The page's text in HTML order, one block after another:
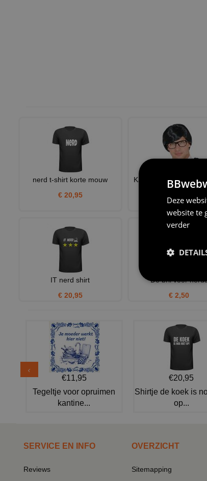
nerd t-shirt korte mouw
€ 20,95
Karakter bril met
IT nerd shirt
€ 20,95
De bril voor
€ 2,50
€11,95
Tegeltje voor opruimen
kantine...
€20,95
Shirtje de koek is
op...
SERVICE EN INFO
Reviews
OVERZICHT
Sitemapping
Deze
website te
verder